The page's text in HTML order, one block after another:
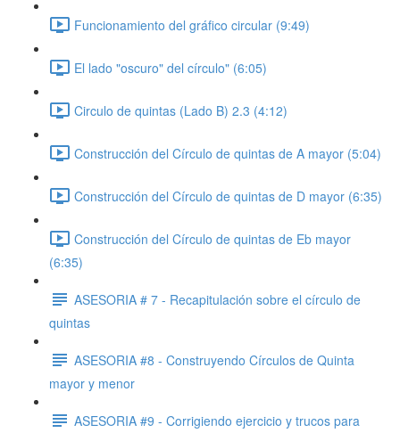
Funcionamiento del gráfico circular (9:49)
El lado "oscuro" del círculo" (6:05)
Circulo de quintas (Lado B) 2.3 (4:12)
Construcción del Círculo de quintas de A mayor (5:04)
Construcción del Círculo de quintas de D mayor (6:35)
Construcción del Círculo de quintas de Eb mayor
(6:35)
ASESORIA # 7 - Recapitulación sobre el círculo de
quintas
ASESORIA #8 - Construyendo Círculos de Quinta
mayor y menor
ASESORIA #9 - Corrigiendo ejercicio y trucos para